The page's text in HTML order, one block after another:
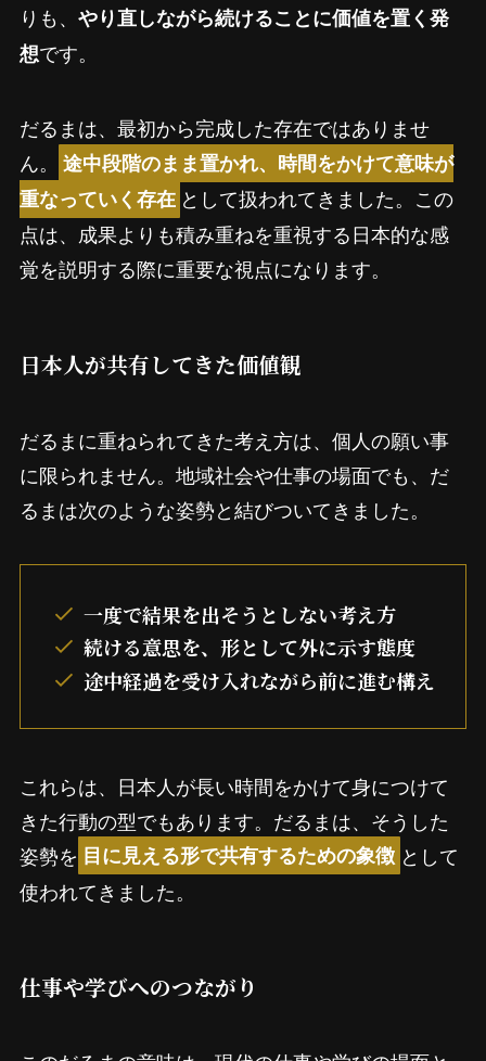
りも、 やり直しながら続けることに価値を置く発
想です。
だるまは、最初から完成した存在ではありませ
ん。
途中段階のまま置かれ、時間をかけて意味が
重なっていく存在 として扱われてきました。この
点は、成果よりも積み重ねを重視する日本的な感
覚を説明する際に重要な視点になります。
日本人が共有してきた価値観
だるまに重ねられてきた考え方は、個人の願い事
に限られません。地域社会や仕事の場面でも、だ
るまは次のような姿勢と結びついてきました。
一度で結果を出そうとしない考え方
続ける意思を、形として外に示す態度
途中経過を受け入れながら前に進む構え
これらは、日本人が長い時間をかけて身につけて
きた行動の型でもあります。だるまは、そうした
姿勢を 目に見える形で共有するための象徴 として
使われてきました。
仕事や学びへのつながり